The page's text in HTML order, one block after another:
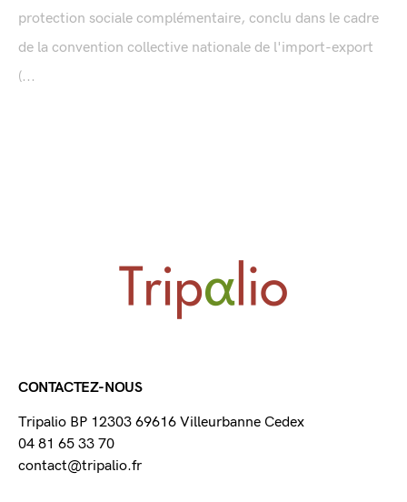
protection sociale complémentaire, conclu dans le cadre
de la convention collective nationale de l'import-export
(...
CONTACTEZ-NOUS
Tripalio BP 12303 69616 Villeurbanne Cedex
04 81 65 33 70
contact@tripalio.fr